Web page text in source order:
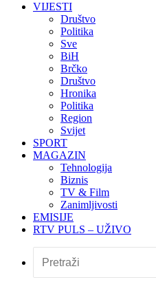
VIJESTI
Društvo
Politika
Sve
BiH
Brčko
Društvo
Hronika
Politika
Region
Svijet
SPORT
MAGAZIN
Tehnologija
Biznis
TV & Film
Zanimljivosti
EMISIJE
RTV PULS – UŽIVO